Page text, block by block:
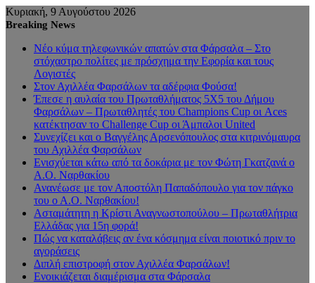
Κυριακή, 9 Αυγούστου 2026
Breaking News
Νέο κύμα τηλεφωνικών απατών στα Φάρσαλα – Στο
στόχαστρο πολίτες με πρόσχημα την Εφορία και τους
Λογιστές
Στον Αχιλλέα Φαρσάλων τα αδέρφια Φούσα!
Έπεσε η αυλαία του Πρωταθλήματος 5Χ5 του Δήμου
Φαρσάλων – Πρωταθλητές του Champions Cup οι Aces
κατέκτησαν το Challenge Cup οι Άμπαλοι United
Συνεχίζει και ο Βαγγέλης Αρσενόπουλος στα κιτρινόμαυρα
του Αχιλλέα Φαρσάλων
Ενισχύεται κάτω από τα δοκάρια με τον Φώτη Γκατζανά ο
Α.Ο. Ναρθακίου
Ανανέωσε με τον Αποστόλη Παπαδόπουλο για τον πάγκο
του ο Α.Ο. Ναρθακίου!
Ασταμάτητη η Κρίστι Αναγνωστοπούλου – Πρωταθλήτρια
Ελλάδας για 15η φορά!
Πώς να καταλάβεις αν ένα κόσμημα είναι ποιοτικό πριν το
αγοράσεις
Διπλή επιστροφή στον Αχιλλέα Φαρσάλων!
Ενοικιάζεται διαμέρισμα στα Φάρσαλα